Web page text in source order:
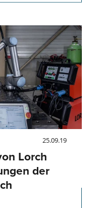
25.09.19
Lorch
der